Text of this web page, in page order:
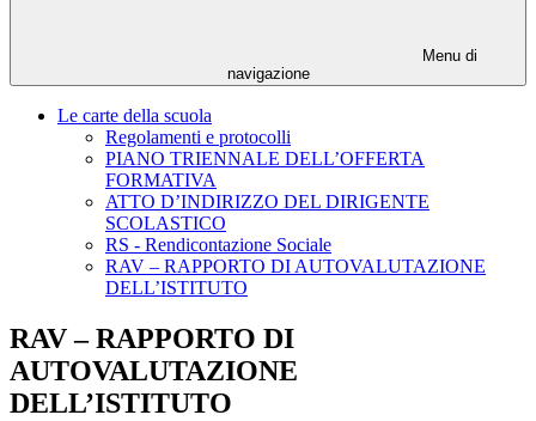
Menu di
navigazione
Le carte della scuola
Regolamenti e protocolli
PIANO TRIENNALE DELL’OFFERTA
FORMATIVA
ATTO D’INDIRIZZO DEL DIRIGENTE
SCOLASTICO
RS - Rendicontazione Sociale
RAV – RAPPORTO DI AUTOVALUTAZIONE
DELL’ISTITUTO
RAV – RAPPORTO DI
AUTOVALUTAZIONE
DELL’ISTITUTO